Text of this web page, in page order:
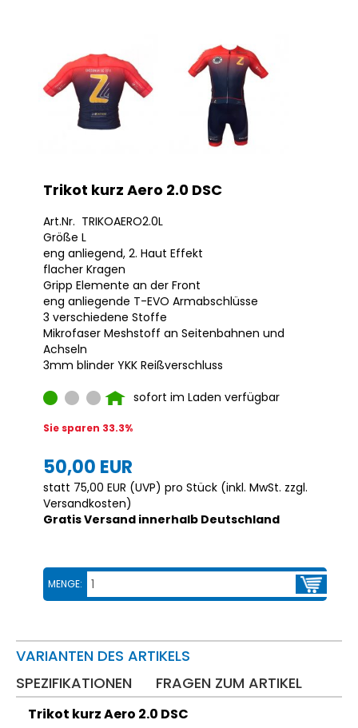
Trikot kurz Aero 2.0 DSC
Art.Nr. TRIKOAERO2.0L
Größe L
eng anliegend, 2. Haut Effekt
flacher Kragen
Gripp Elemente an der Front
eng anliegende T-EVO Armabschlüsse
3 verschiedene Stoffe
Mikrofaser Meshstoff an Seitenbahnen und
Achseln
3mm blinder YKK Reißverschluss
sofort im Laden verfügbar
Sie sparen 33.3%
50,00 EUR
statt 75,00 EUR (UVP) pro Stück (inkl. MwSt. zzgl.
Versandkosten)
Gratis Versand innerhalb Deutschland
MENGE:
VARIANTEN DES ARTIKELS
SPEZIFIKATIONEN
FRAGEN ZUM ARTIKEL
Trikot kurz Aero 2.0 DSC